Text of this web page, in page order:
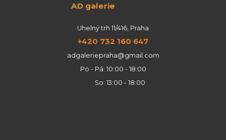
AD galerie
Uhelný trh 11/416, Praha
+420 732 160 647
adgaleriepraha@gmail.com
Po - Pá: 10:00 - 18:00
So: 13:00 - 18:00